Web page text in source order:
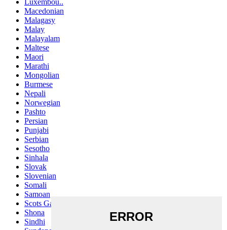
Luxembou..
Macedonian
Malagasy
Malay
Malayalam
Maltese
Maori
Marathi
Mongolian
Burmese
Nepali
Norwegian
Pashto
Persian
Punjabi
Serbian
Sesotho
Sinhala
Slovak
Slovenian
Somali
Samoan
Scots Gaelic
Shona
Sindhi